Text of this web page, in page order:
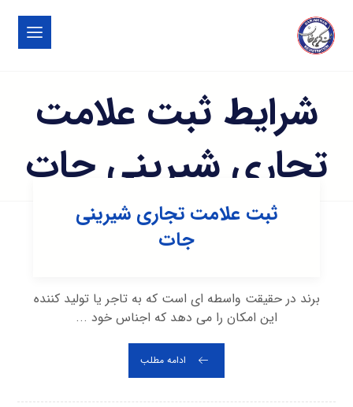
شرایط ثبت علامت
تجاری شیرینی جات
ثبت علامت تجاری شیرینی
جات
برند در حقیقت واسطه ای است که به تاجر یا تولید کننده
این امکان را می دهد که اجناس خود ...
ادامه مطلب